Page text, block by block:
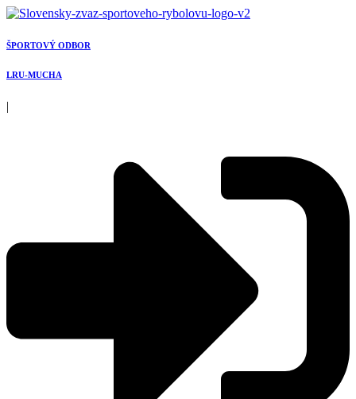
Preskočiť
obsah
ŠPORTOVÝ ODBOR
LRU-MUCHA
|